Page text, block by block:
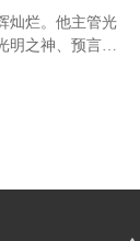
灿烂。他主管光
之神、预言之